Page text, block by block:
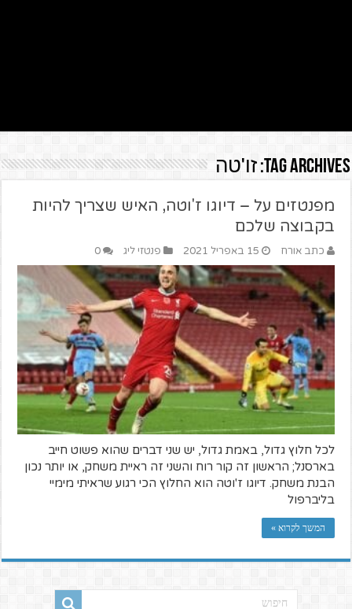
Tag Archives: זו'טה
מפנטזים על – דיוגו ז'וטה, האיש שצריך להיות
בקבוצה שלכם
כתב אורח 15 באפריל 2021 פנטזי ליג 0
לכל חלוץ גדול, באמת גדול, יש שני דברים שהוא פשוט חייב
בארסנל; הראשון זה קור רוח והשני זה ראיית משחק, או יותר נכון
הבנת משחק. דיוגו ז'וטה הוא החלוץ הכי רגוע שראיתי מימיי
בליברפול
המשך לקרוא »